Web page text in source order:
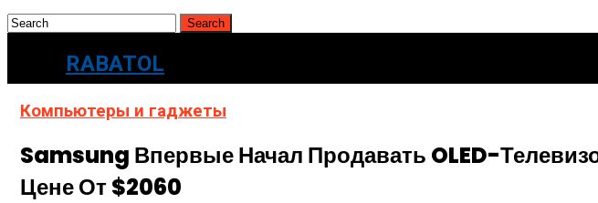
RABATOL
Компьютеры и гаджеты
Samsung Впервые Начал Продавать OLED-
Цене От $2060